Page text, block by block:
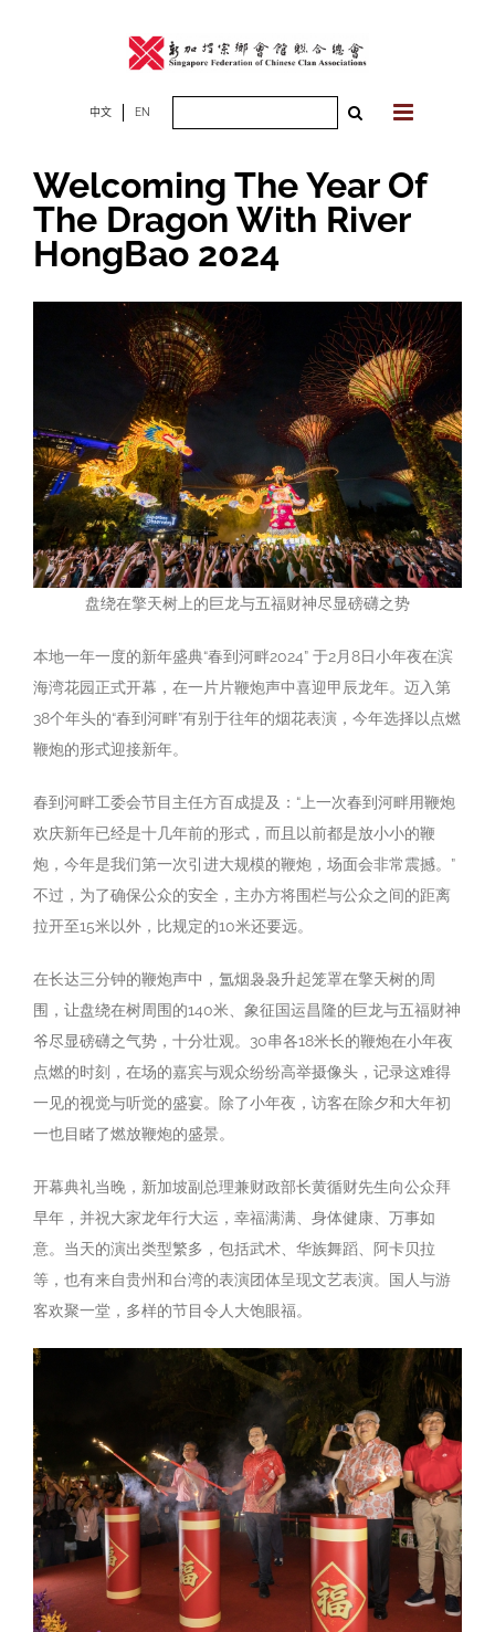
中文 EN
Welcoming The Year Of
The Dragon With River
HongBao 2024
盘绕在擎天树上的巨龙与五福财神尽显磅礴之势
本地一年一度的新年盛典“春到河畔2024” 于2月8日小年夜在滨
海湾花园正式开幕，在一片片鞭炮声中喜迎甲辰龙年。迈入第
38个年头的“春到河畔”有别于往年的烟花表演，今年选择以点燃
鞭炮的形式迎接新年。
春到河畔工委会节目主任方百成提及：“上一次春到河畔用鞭炮
欢庆新年已经是十几年前的形式，而且以前都是放小小的鞭
炮，今年是我们第一次引进大规模的鞭炮，场面会非常震撼。”
不过，为了确保公众的安全，主办方将围栏与公众之间的距离
拉开至15米以外，比规定的10米还要远。
在长达三分钟的鞭炮声中，氲烟袅袅升起笼罩在擎天树的周
围，让盘绕在树周围的140米、象征国运昌隆的巨龙与五福财神
爷尽显磅礴之气势，十分壮观。30串各18米长的鞭炮在小年夜
点燃的时刻，在场的嘉宾与观众纷纷高举摄像头，记录这难得
一见的视觉与听觉的盛宴。除了小年夜，访客在除夕和大年初
一也目睹了燃放鞭炮的盛景。
开幕典礼当晚，新加坡副总理兼财政部长黄循财先生向公众拜
早年，并祝大家龙年行大运，幸福满满、身体健康、万事如
意。当天的演出类型繁多，包括武术、华族舞蹈、阿卡贝拉
等，也有来自贵州和台湾的表演团体呈现文艺表演。国人与游
客欢聚一堂，多样的节目令人大饱眼福。